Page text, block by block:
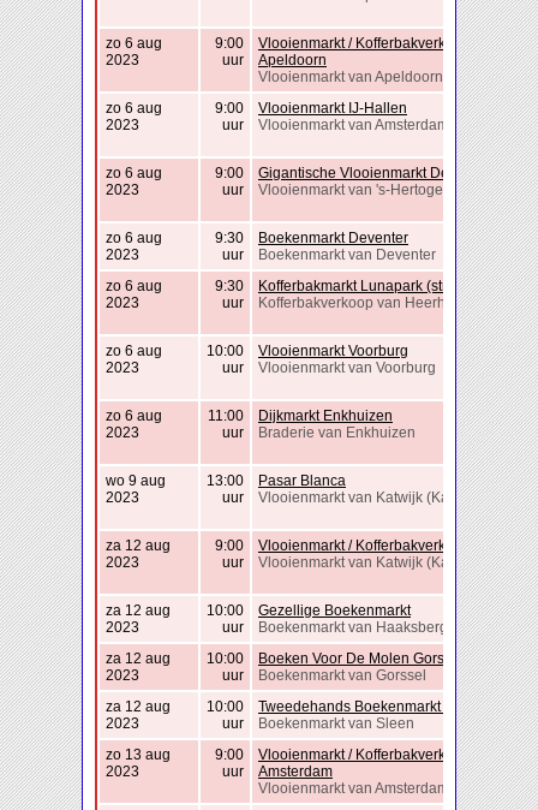
zo 6 aug
2023
9:00
uur
Vlooienmarkt / Kofferbakverkoop
Apeldoorn
Vlooienmarkt van Apeldoorn
zo 6 aug
2023
9:00
uur
Vlooienmarkt IJ-Hallen
Vlooienmarkt van Amsterdam
zo 6 aug
2023
9:00
uur
Gigantische Vlooienmarkt Den Bosch
Vlooienmarkt van 's-Hertogenbosch
zo 6 aug
2023
9:30
uur
Boekenmarkt Deventer
Boekenmarkt van Deventer
zo 6 aug
2023
9:30
uur
Kofferbakmarkt Lunapark (strand)
Kofferbakverkoop van Heerhugowaard
zo 6 aug
2023
10:00
uur
Vlooienmarkt Voorburg
Vlooienmarkt van Voorburg
zo 6 aug
2023
11:00
uur
Dijkmarkt Enkhuizen
Braderie van Enkhuizen
wo 9 aug
2023
13:00
uur
Pasar Blanca
Vlooienmarkt van Katwijk (Katwijk)
za 12 aug
2023
9:00
uur
Vlooienmarkt / Kofferbakverkoop Katwijk
Vlooienmarkt van Katwijk (Katwijk)
za 12 aug
2023
10:00
uur
Gezellige Boekenmarkt
Boekenmarkt van Haaksbergen
za 12 aug
2023
10:00
uur
Boeken Voor De Molen Gorssel
Boekenmarkt van Gorssel
za 12 aug
2023
10:00
uur
Tweedehands Boekenmarkt Sleen
Boekenmarkt van Sleen
zo 13 aug
2023
9:00
uur
Vlooienmarkt / Kofferbakverkoop
Amsterdam
Vlooienmarkt van Amsterdam